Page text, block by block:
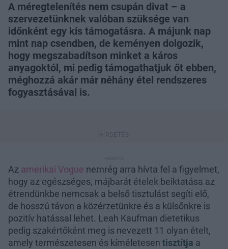
A méregtelenítés nem csupán divat – a
szervezetünknek valóban szüksége van
időnként egy kis támogatásra. A májunk nap
mint nap csendben, de keményen dolgozik,
hogy megszabadítson minket a káros
anyagoktól, mi pedig támogathatjuk őt ebben,
méghozzá akár már néhány étel rendszeres
fogyasztásával is.
Az amerikai Vogue nemrég arra hívta fel a figyelmet,
hogy az egészséges, májbarát ételek beiktatása az
étrendünkbe nemcsak a belső tisztulást segíti elő,
de hosszú távon a közérzetünkre és a külsőnkre is
pozitív hatással lehet. Leah Kaufman dietetikus
pedig szakértőként meg is nevezett 11 olyan ételt,
amely természetesen és kíméletesen tisztítja a